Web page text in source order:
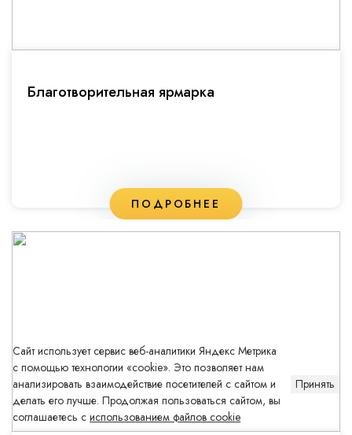
Благотворительная ярмарка
ПОДРОБНЕЕ
Сайт использует сервис веб-аналитики Яндекс Метрика
с помощью технологии «cookie». Это позволяет нам
анализировать взаимодействие посетителей с сайтом и
делать его лучше. Продолжая пользоваться сайтом, вы
соглашаетесь сиспользованием файлов cookie
Принять